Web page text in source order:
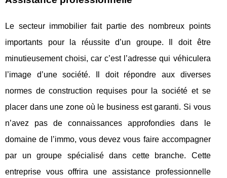
Le secteur immobilier fait partie des nombreux points
importants pour la réussite d’un groupe. Il doit être
minutieusement choisi, car c’est l’adresse qui véhiculera
l’image d’une société. Il doit répondre aux diverses
normes de construction requises pour la société et se
placer dans une zone où le business est garanti. Si vous
n’avez pas de connaissances approfondies dans le
domaine de l’immo, vous devez vous faire accompagner
par un groupe spécialisé dans cette branche. Cette
entreprise vous offrira une assistance professionnelle